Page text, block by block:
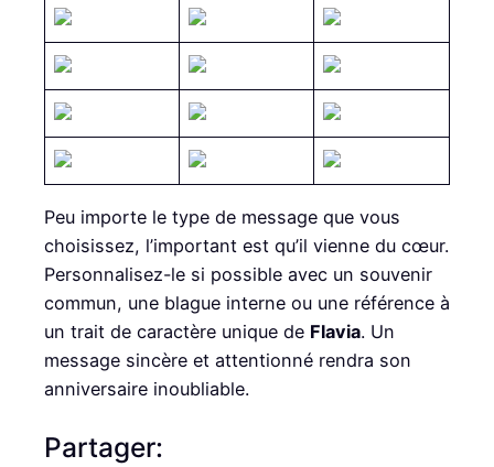
Peu importe le type de message que vous
choisissez, l’important est qu’il vienne du cœur.
Personnalisez-le si possible avec un souvenir
commun, une blague interne ou une référence à
un trait de caractère unique de Flavia. Un
message sincère et attentionné rendra son
anniversaire inoubliable.
Partager: